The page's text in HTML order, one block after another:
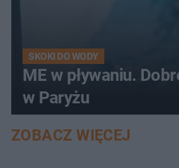
SKOKI DO WODY
ME w pływaniu.
w Paryżu
ZOBACZ WIĘCEJ